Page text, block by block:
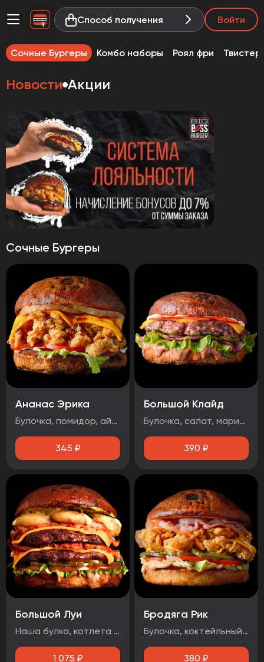
Способ получения Войти
Сочные Бургеры Комбо наборы Роял фри
Новости Акции
Сочные Бургеры
Ананас Эрика
Булочка, помидор, айсберг, ананас, сыр чеддер, фирменная курочка в панировке, майонез, терияки соус
345 ₽
Большой Клайд
Булочка, салат, маринованный огурец, маринованный лук, котлета говядина, чорризо, сыр чеддер, два фирменных соуса.
390 ₽
Большой Луи
Наша булка, котлета говяжья 2шт, помидор, огурец маринованный, луковые кольца, бекон, лист салата, сыр чеддер, соус барбекю, соус медово-горчичный
1 075 ₽
Бродяга Рик
Булочка, коктейльный соус, маринованный огурец, помидоры, фирменная курица в панировке, сыр чеддер, бекон.
380 ₽